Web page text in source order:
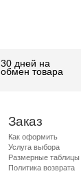
30 дней на
обмен товара
Заказ
Как оформить
Услуга выбора
Размерные таблицы
Политика возврата